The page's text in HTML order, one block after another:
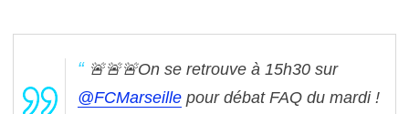
🚨🚨🚨On se retrouve à 15h30 sur
@FCMarseille pour débat FAQ du mardi !